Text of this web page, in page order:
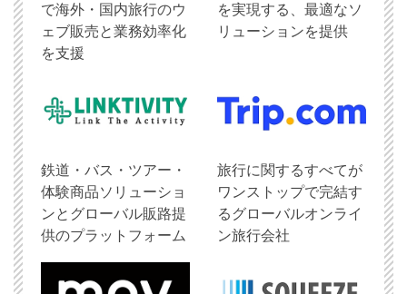
で海外・国内旅行のウ
ェブ販売と業務効率化
を支援
を実現する、最適なソ
リューションを提供
鉄道・バス・ツアー・
体験商品ソリューショ
ンとグローバル販路提
供のプラットフォーム
旅行に関するすべてが
ワンストップで完結す
るグローバルオンライ
ン旅行会社